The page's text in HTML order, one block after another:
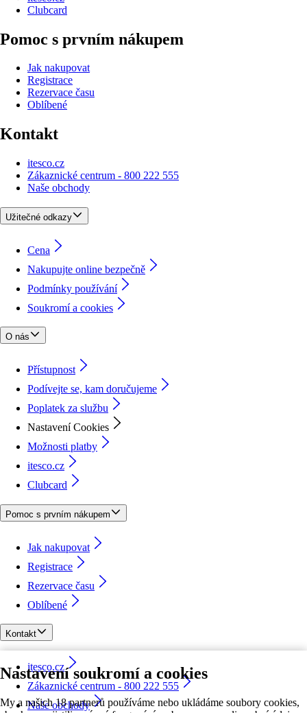
Nastavení soukromí a cookies
My a našich 18 partnerů používáme nebo ukládáme soubory cookies,
Clubcard
Pomoc s prvním nákupem
Jak nakupovat
Registrace
Rezervace času
Oblíbené
Kontakt
itesco.cz
Zákaznické centrum - 800 222 555
Naše obchody
Užitečné odkazy
Cena
Nakupujte online bezpečně
Podmínky používání
Soukromí a cookies
O nás
Přístupnost
Podívejte se, kam doručujeme
Poplatek za službu
Nastavení Cookies
Možnosti platby
itesco.cz
Clubcard
Pomoc s prvním nákupem
Jak nakupovat
Registrace
Rezervace času
Oblíbené
Kontakt
itesco.cz
Zákaznické centrum - 800 222 555
Naše obchody